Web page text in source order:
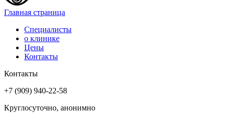
Главная страница
Специалисты
о клинике
Цены
Контакты
Контакты
+7 (909) 940-22-58
Круглосуточно, анонимно